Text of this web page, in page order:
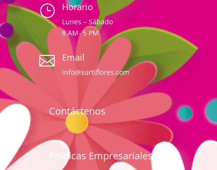
} Horario
Lunes – Sábado
8 AM- 5 PM
 Email
info@surtiflores.com
Contáctenos
Políticas Empresariales